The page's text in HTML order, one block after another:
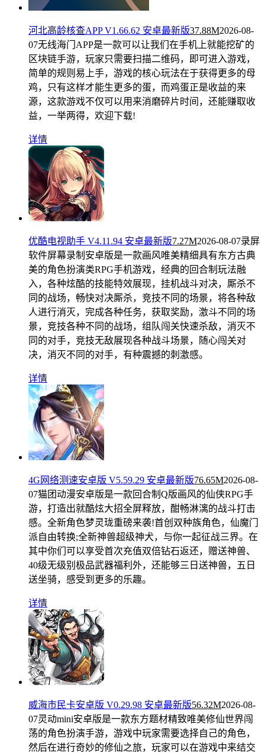
河北高龄核查APP V1.66.62 安卓最新版37.88M2026-08-
07无线海门APP是一款可以让我们在手机上就能挖矿的
区块链手游，玩家只需要扫描二维码，即可进入游戏，
简单的规则易上手，游戏的核心玩法在于获得更多的母
鸡，只有这样才能生更多的蛋，而鸡蛋正是收益的来
源，这款游戏不仅可以用来消磨碎片时间，还能赚取收
益，一举两得，欢迎下载!
详情
优酷电视助手 V4.11.94 安卓最新版7.27M2026-08-07录屏
软件屏幕录制安卓版是一款画风唯美精细具有东方古典
美的角色扮演类RPG手机游戏，经典的回合制玩法融
入，各种炫酷的技能特效展现，挂机战斗对决，厮杀不
同的战场，畅快对决厮杀，竞技不同的场景，将各种敌
人进行消灭，完成各种任务，获取奖励，激斗不同的场
景，竞技各种不同的战场，组队闯关快速杀敌，消灭不
同的对手，竞技无敌展现各种战斗场景，随心闯关对
决，消灭不同的对手，有种震撼的刺激感。
详情
4G网络测速安卓版 V5.59.29 安卓最新版76.65M2026-08-
07猫团动漫安卓版是一款回合制Q版画风的仙侠RPG手
游，打造出就酷炫大招全屏释放，酣畅淋漓的战斗打击
感。全新角色梦灵珑重磅来袭!首创双种族角色，仙魔门
派自由转换;全新神兽超级神犬，与你一起征战三界。在
其中你们可以享受首次充值双倍钻石返还，赠送神兽、
40级无级别极品武器福利外，还能够三日送神兽，五日
送坐骑，感受到更多的乐趣。
详情
威海市民卡安卓版 V0.29.98 安卓最新版56.32M2026-08-
07灵动mini安卓版是一款东方题材精致唯美修仙世界闯
荡的角色扮演手游，游戏中玩家需要选择自己的角色，
然后在进行奇妙的修仙之旅，玩家可以在游戏中来结交